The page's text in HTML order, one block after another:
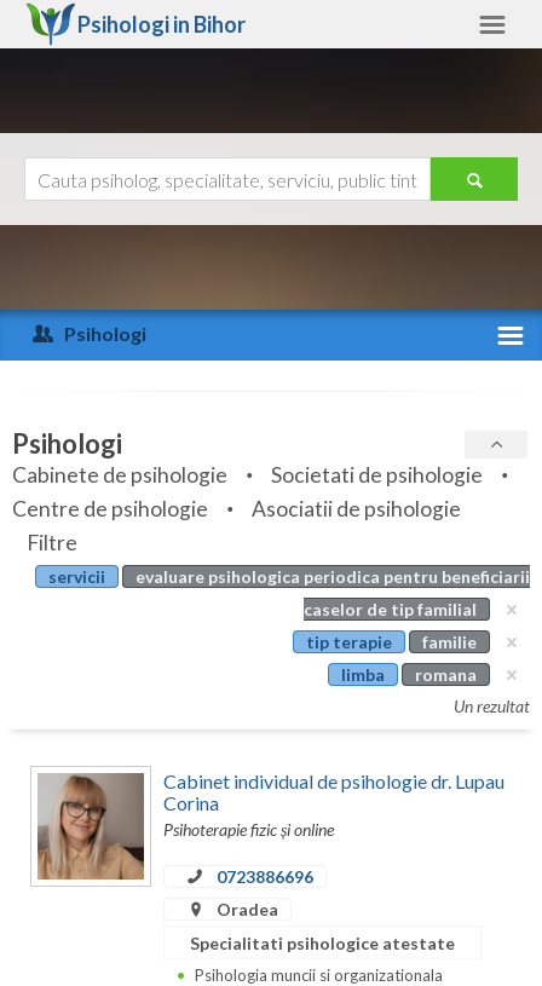
Psihologi in Bihor
Arad
Arges
Bihor
Bistrita-Nasaud
Botosani
Calarasi
Caras-Severin
Ajutor
Psihologi
Specialitati
Servicii
Articole
Evenimente
Psihologi
Cabinete de psihologie
Societati de psihologie
Centre de psihologie
Asociatii de psihologie
Filtre
servicii
evaluare psihologica periodica pentru beneficiarii
caselor de tip familial
tip terapie
familie
limba
romana
Un rezultat
Cabinet individual de psihologie dr. Lupau
Corina
Psihoterapie fizic și online
0723886696
Oradea
Specialitati psihologice atestate
Psihologia muncii si organizationala